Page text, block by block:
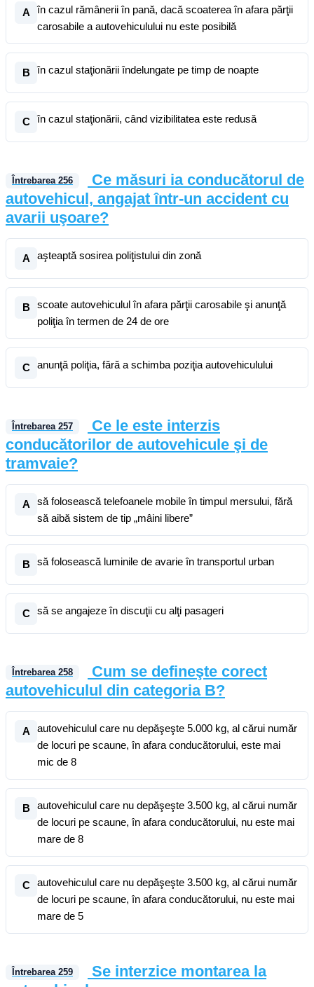
A
în cazul rămânerii în pană, dacă scoaterea în afara părţii
carosabile a autovehiculului nu este posibilă
B în cazul staţionării îndelungate pe timp de noapte
C în cazul staţionării, când vizibilitatea este redusă
Întrebarea 256
Ce măsuri ia conducătorul de
autovehicul, angajat într-un accident cu
avarii uşoare?
A aşteaptă sosirea poliţistului din zonă
B
scoate autovehiculul în afara părţii carosabile şi anunţă
poliţia în termen de 24 de ore
C anunţă poliţia, fără a schimba poziţia autovehiculului
Întrebarea 257
Ce le este interzis
conducătorilor de autovehicule şi de
tramvaie?
A
să folosească telefoanele mobile în timpul mersului, fără
să aibă sistem de tip „mâini libere”
B să folosească luminile de avarie în transportul urban
C să se angajeze în discuţii cu alţi pasageri
Întrebarea 258
Cum se defineşte corect
autovehiculul din categoria B?
A
autovehiculul care nu depăşeşte 5.000 kg, al cărui număr
de locuri pe scaune, în afara conducătorului, este mai
mic de 8
B
autovehiculul care nu depăşeşte 3.500 kg, al cărui număr
de locuri pe scaune, în afara conducătorului, nu este mai
mare de 8
C
autovehiculul care nu depăşeşte 3.500 kg, al cărui număr
de locuri pe scaune, în afara conducătorului, nu este mai
mare de 5
Întrebarea 259
Se interzice montarea la